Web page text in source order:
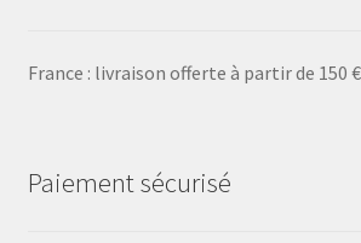
France : livraison offerte à partir de 150 €
Paiement sécurisé